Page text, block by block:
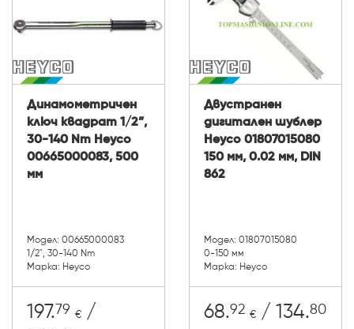
Динамометричен
ключ квадрат 1/2”,
30-140 Nm Heyco
00665000083, 500
мм
Модел: 00665000083
1/2", 30-140 Nm
Марка: Heyco
197.79 € /
Двустранен
дигитален шублер
Heyco 01807015080
150 мм, 0.02 мм, DIN
862
Модел: 01807015080
0-150 мм
Марка: Heyco
68.92 € / 134.80